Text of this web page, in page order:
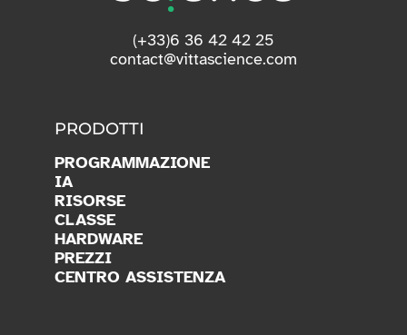
(+33)6 36 42 42 25
contact@vittascience.com
PRODOTTI
PROGRAMMAZIONE
IA
RISORSE
CLASSE
HARDWARE
PREZZI
CENTRO ASSISTENZA